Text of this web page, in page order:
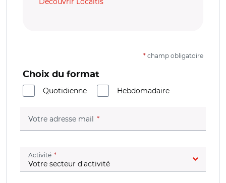
* champ obligatoire
Choix du format
Quotidienne
Hebdomadaire
Votre adresse mail (champ obligatoire)
Activité (champ obligatoire)